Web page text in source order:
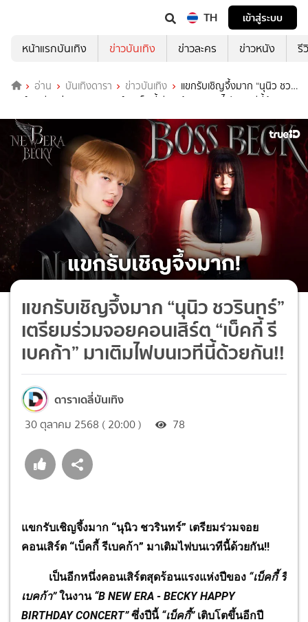
TH
เข้าสู่ระบบ
หน้าแรกบันเทิง
ข่าวบันเทิง ข่าวละคร ข่าวหนัง รี
อ่าน บันเทิงดารา ข่าวบันเทิง
แขกรับเชิญจึ้งมาก “นุนิว ชวริ
นทร์” เตรียมร่วมจอยคอนเสิร์ต “เบ็คกี้ รีเบคก้า” มาเติมไฟบนเวทีนี้ด้วย
แขกรับเชิญจึ้งมาก “นุนิว ชวรินทร์”
เตรียมร่วมจอยคอนเสิร์ต “เบ็คกี้ รี
เบคก้า” มาเติมไฟบนเวทีนี้ด้วยกัน!!
ดาราเดลี่บันเทิง
30 ตุลาคม 2568 ( 20:00 ) 78
แขกรับเชิญจึ้งมาก “นุนิว ชวรินทร์” เตรียมร่วมจอย
คอนเสิร์ต “เบ็คกี้ รีเบคก้า” มาเติมไฟบนเวทีนี้ด้วยกัน!!
เป็นอีกหนึ่งคอนเสิร์ตสุดร้อนแรงแห่งปีของ “เบ็คกี้ รี
เบคก้า”ในงาน “B NEW ERA - BECKY HAPPY
BIRTHDAY CONCERT”ซึ่งปีนี้ “เบ็คกี้” เติบโตขึ้นอีกปี